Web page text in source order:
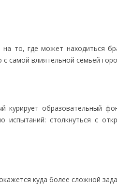
то, где может находиться
самой влиятельной семьёй
курирует образовательный
испытаний: столкнуться с
куда более сложной